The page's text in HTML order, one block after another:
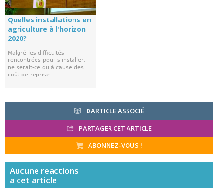
Quelles installations en
agriculture à l'horizon
2020?
Malgré les difficultés
rencontrées pour s'installer,
ne serait-ce qu'à cause des
coût de reprise ...
0ARTICLE ASSOCIÉ
PARTAGER CET ARTICLE
ABONNEZ-VOUS !
Aucune reactions
a cet article